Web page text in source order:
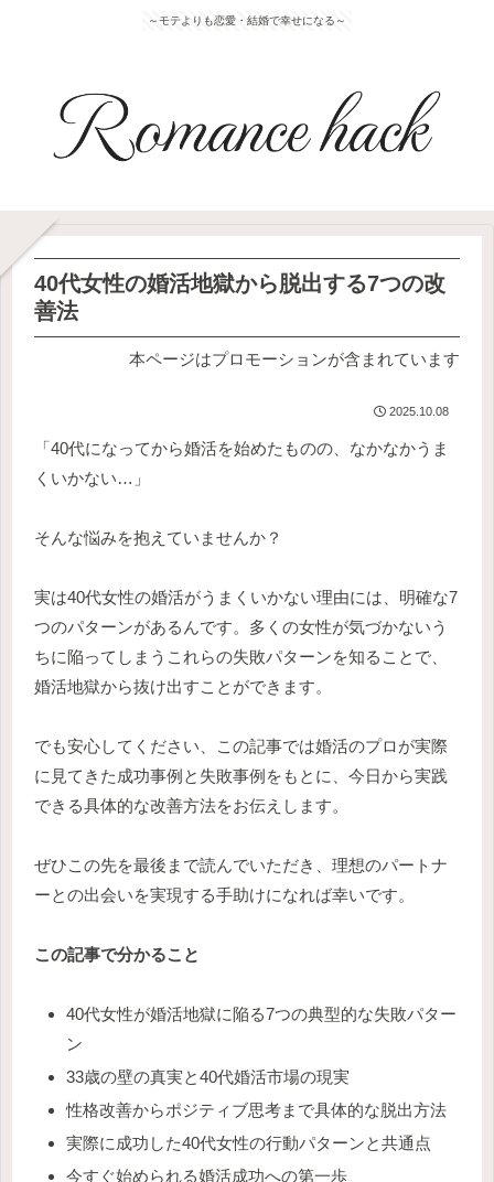
～モテよりも恋愛・結婚で幸せになる～
40代女性の婚活地獄から脱出する7つの改
善法
本ページはプロモーションが含まれています
2025.10.08
「40代になってから婚活を始めたものの、なかなかうま
くいかない…」
そんな悩みを抱えていませんか？
実は40代女性の婚活がうまくいかない理由には、明確な7
つのパターンがあるんです。多くの女性が気づかないう
ちに陥ってしまうこれらの失敗パターンを知ることで、
婚活地獄から抜け出すことができます。
でも安心してください、この記事では婚活のプロが実際
に見てきた成功事例と失敗事例をもとに、今日から実践
できる具体的な改善方法をお伝えします。
ぜひこの先を最後まで読んでいただき、理想のパートナ
ーとの出会いを実現する手助けになれば幸いです。
この記事で分かること
40代女性が婚活地獄に陥る7つの典型的な失敗パター
ン
33歳の壁の真実と40代婚活市場の現実
性格改善からポジティブ思考まで具体的な脱出方法
実際に成功した40代女性の行動パターンと共通点
今すぐ始められる婚活成功への第一歩